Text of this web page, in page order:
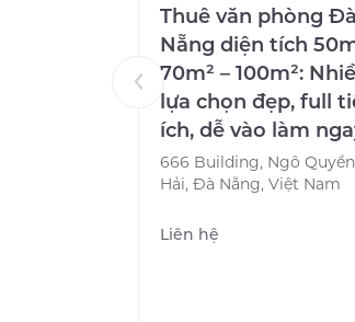
Thuê văn phòng Đà
Nẵng diện tích
70m² – 100m²:
lựa chọn đẹp, full
ích, dễ vào làm
666 Building, Ngô
Hải, Đà Nẵng, Việt Nam
Liên hệ